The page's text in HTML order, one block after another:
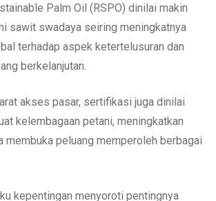
Palm Oil (RSPO) dinilai makin
sawit swadaya seiring meningkatnya
terhadap aspek ketertelusuran dan
berkelanjutan.
akses pasar, sertifikasi juga dinilai
kelembagaan petani, meningkatkan
membuka peluang memperoleh berbagai
kepentingan menyoroti pentingnya